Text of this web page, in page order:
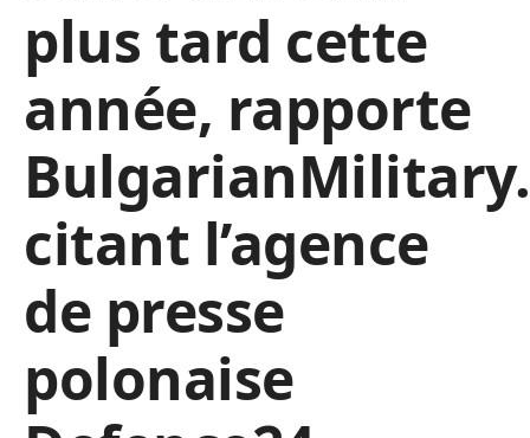
plus tard cette
année, rapporte
citant l’agence
de presse
polonaise